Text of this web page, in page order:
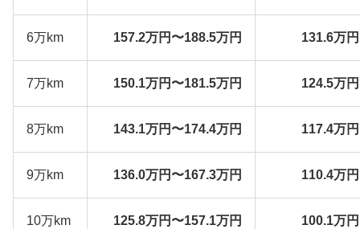
6万km 157.2万円〜188.5万円 131.6万
7万km 150.1万円〜181.5万円 124.5万
8万km 143.1万円〜174.4万円 117.4万
9万km 136.0万円〜167.3万円 110.4万
10万km 125.8万円〜157.1万円 100.1万